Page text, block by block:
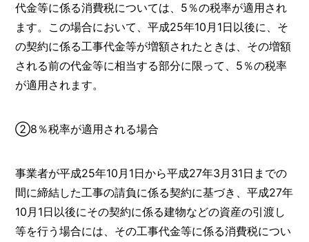
代金等に係る消費税については、5％の税率が適用され
ます。この場合において、平成25年10月1日以後に、そ
の契約に係る工事代金等が増額されたときは、その増額
される前の代金等に相当する部分に限って、5％の税率
が適用されます。
②8％税率が適用される場合
事業者が平成25年10月1日から平成27年3月31日までの
間に締結した工事の請負に係る契約に基づき、平成27年
10月1日以後にその契約に係る建物などの資産の引渡し
等を行う場合には、その工事代金等に係る消費税につい